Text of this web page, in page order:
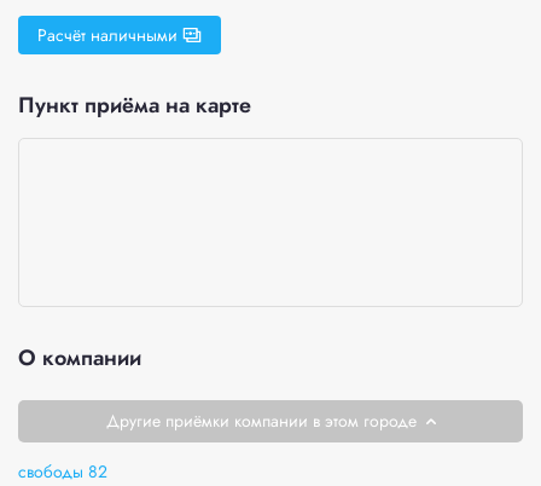
Расчёт наличными
Пункт приёма на карте
О компании
Другие приёмки компании в этом городе
свободы 82